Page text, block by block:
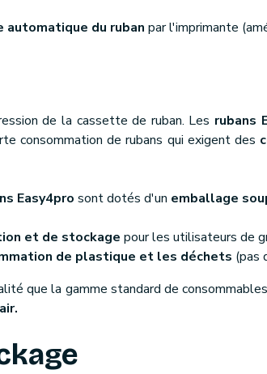
automatique du ruban par l'imprimante
de la cassette de ruban. Les rubans
consommation de rubans qui exigent des
Easy4pro sont dotés d'un emballage
et de stockage pour les utilisateurs de
de plastique et les déchets (pas
que la gamme standard de